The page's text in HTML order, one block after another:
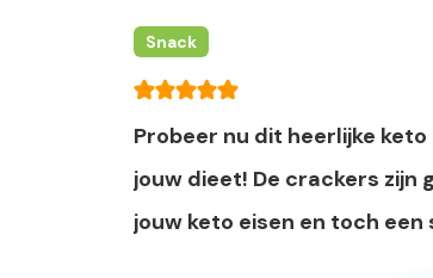
Snack
Probeer nu dit heerlijke
jouw dieet! De crackers
jouw keto eisen en toch